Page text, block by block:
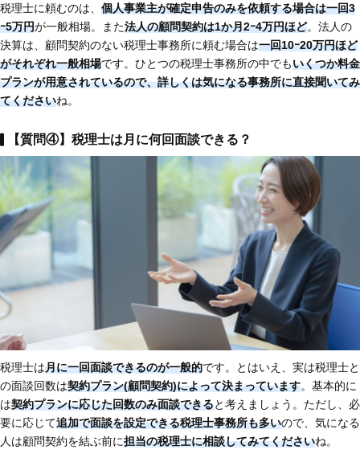
税理士に頼むのは、 個人事業主が確定申告のみを依頼する場合は一回3
ｰ5万円が一般相場。また法人の顧問契約は1か月2ｰ4万円ほど。法人の
決算は、顧問契約のない税理士事務所に頼む場合は一回10ｰ20万円ほど
がそれぞれ一般相場です。ひとつの税理士事務所の中でもいくつか料金
プランが用意されているので、詳しくは気になる事務所に直接聞いてみ
てくださいね。
【質問④】税理士は月に何回面談できる？
税理士は月に一回面談できるのが一般的です。とはいえ、実は税理士と
の面談回数は契約プラン(顧問契約)によって決まっています。基本的に
は契約プランに応じた回数のみ面談できると考えましょう。ただし、必
要に応じて追加で面談を設定できる税理士事務所も多いので、気になる
人は顧問契約を結ぶ前に担当の税理士に相談してみてくださいね。